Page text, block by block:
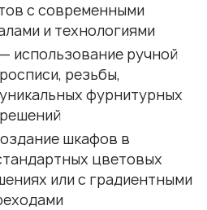
с современными
и технологиями
— использование ручной
росписи, резьбы,
уникальных фурнитурных
решений
шкафов в
цветовых
или с градиентными